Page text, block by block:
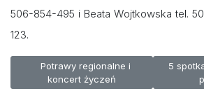
506-854-495 i Beata Wojtkowska tel.
123.
Poprzednia strona: Potrawy
Potrawy regionalne i
koncert życzeń
5